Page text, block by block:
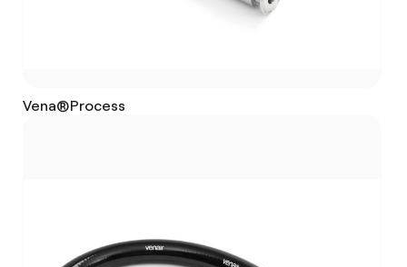
Vena®Process